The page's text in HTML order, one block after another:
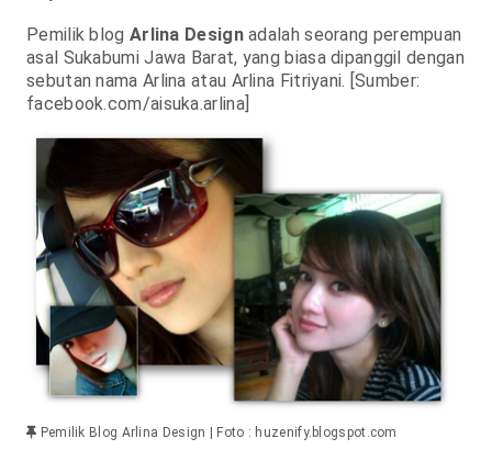
Pemilik blog Arlina Designadalah seorang perempuan
asal Sukabumi Jawa Barat, yang biasa dipanggil dengan
sebutan nama Arlina atau Arlina Fitriyani. [Sumber:
facebook.com/aisuka.arlina]
Pemilik Blog Arlina Design | Foto : huzenify.blogspot.com